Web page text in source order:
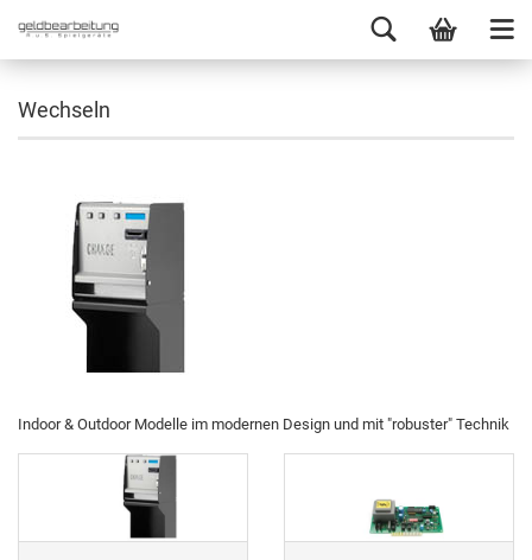
Wechseln
Indoor & Outdoor Modelle im modernen Design und mit "robuster" Technik